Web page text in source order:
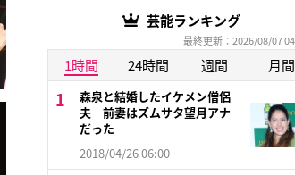
芸能ランキング
最終更新：2026/08/07
1時間 24時間 週間 月間
森泉と結婚したイケメン僧侶
夫 前妻はズムサタ望月アナ
だった
2018/04/26 06:00